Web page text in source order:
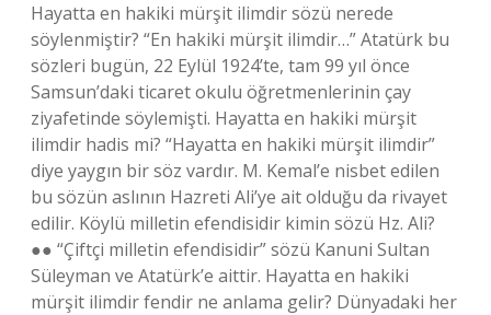
Hayatta en hakiki mürşit ilimdir sözü nerede
söylenmiştir? “En hakiki mürşit ilimdir…” Atatürk bu
sözleri bugün, 22 Eylül 1924’te, tam 99 yıl önce
Samsun’daki ticaret okulu öğretmenlerinin çay
ziyafetinde söylemişti. Hayatta en hakiki mürşit
ilimdir hadis mi? “Hayatta en hakiki mürşit ilimdir”
diye yaygın bir söz vardır. M. Kemal’e nisbet edilen
bu sözün aslının Hazreti Ali’ye ait olduğu da rivayet
edilir. Köylü milletin efendisidir kimin sözü Hz. Ali?
●● “Çiftçi milletin efendisidir” sözü Kanuni Sultan
Süleyman ve Atatürk’e aittir. Hayatta en hakiki
mürşit ilimdir fendir ne anlama gelir? Dünyadaki her